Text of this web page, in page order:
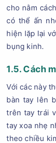
cho nằm
có thể ấn
hiện lặp lại
bụng kinh.
1.5. Cách
Với các này
bàn tay lên
trên tay trái
tay xoa nhẹ
theo chiều